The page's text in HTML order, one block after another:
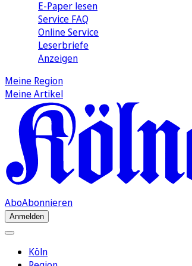
E-Paper lesen
Service FAQ
Online Service
Leserbriefe
Anzeigen
Meine Region
Meine Artikel
AboAbonnieren
Anmelden
Köln